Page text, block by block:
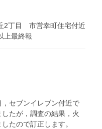
2丁目 市営幸町住宅付近
上最終報
セブンイレブン付近で
たが，調査の結果，火
たので訂正します。